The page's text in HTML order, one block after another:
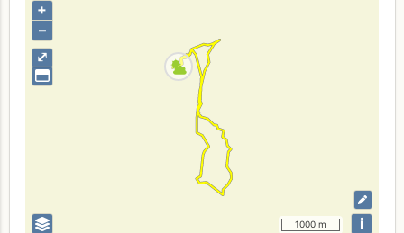
⤢
+
–
1000 m i